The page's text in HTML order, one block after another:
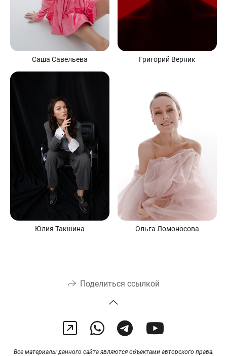
Саша Савельева Григорий Верник
Юлия Такшина Ольга Ломоносова
Поделиться ссылкой
Все материалы данного сайта являются объектами авторского права.